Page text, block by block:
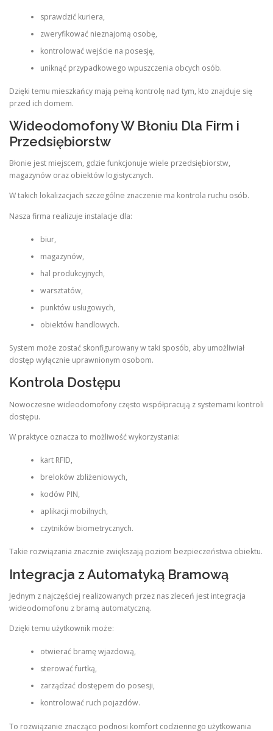
sprawdzić kuriera,
zweryfikować nieznajomą osobę,
kontrolować wejście na posesję,
uniknąć przypadkowego wpuszczenia obcych osób.
Dzięki temu mieszkańcy mają pełną kontrolę nad tym, kto znajduje się
przed ich domem.
Wideodomofony W Błoniu Dla Firm i
Przedsiębiorstw
Błonie jest miejscem, gdzie funkcjonuje wiele przedsiębiorstw,
magazynów oraz obiektów logistycznych.
W takich lokalizacjach szczególne znaczenie ma kontrola ruchu osób.
Nasza firma realizuje instalacje dla:
biur,
magazynów,
hal produkcyjnych,
warsztatów,
punktów usługowych,
obiektów handlowych.
System może zostać skonfigurowany w taki sposób, aby umożliwiał
dostęp wyłącznie uprawnionym osobom.
Kontrola Dostępu
Nowoczesne wideodomofony często współpracują z systemami kontroli
dostępu.
W praktyce oznacza to możliwość wykorzystania:
kart RFID,
breloków zbliżeniowych,
kodów PIN,
aplikacji mobilnych,
czytników biometrycznych.
Takie rozwiązania znacznie zwiększają poziom bezpieczeństwa obiektu.
Integracja z Automatyką Bramową
Jednym z najczęściej realizowanych przez nas zleceń jest integracja
wideodomofonu z bramą automatyczną.
Dzięki temu użytkownik może:
otwierać bramę wjazdową,
sterować furtką,
zarządzać dostępem do posesji,
kontrolować ruch pojazdów.
To rozwiązanie znacząco podnosi komfort codziennego użytkowania